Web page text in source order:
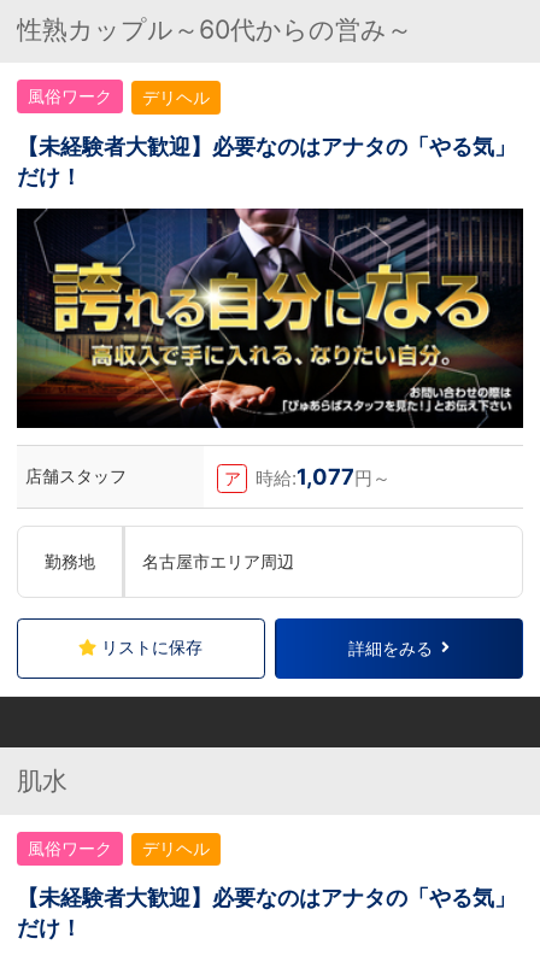
性熟カップル～60代からの営み～
風俗ワーク デリヘル
【未経験者大歓迎】必要なのはアナタの「やる気」
だけ！
店舗スタッフ ア 時給:1,077円～
勤務地 名古屋市エリア周辺
リストに保存 詳細をみる
肌水
風俗ワーク デリヘル
【未経験者大歓迎】必要なのはアナタの「やる気」
だけ！